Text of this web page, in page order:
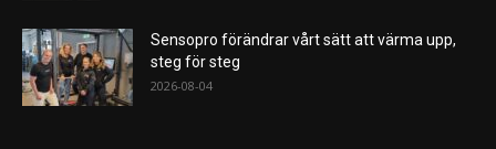
Sensopro förändrar vårt sätt att värma upp,
steg för steg
2026-08-04